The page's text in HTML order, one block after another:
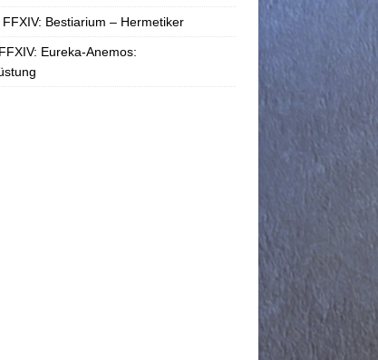
FFXIV: Bestiarium – Hermetiker
FFXIV: Eureka-Anemos: